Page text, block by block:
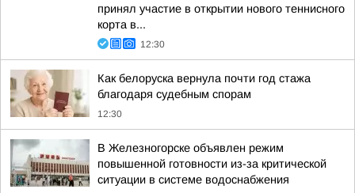
принял участие в открытии нового теннисного
корта в...
12:30
Как белоруска вернула почти год стажа
благодаря судебным спорам
12:30
В Железногорске объявлен режим
повышенной готовности из-за критической
ситуации в системе водоснабжения